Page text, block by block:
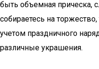
быть объемная прическа,
собираетесь на
учетом праздничного
различные украшения.